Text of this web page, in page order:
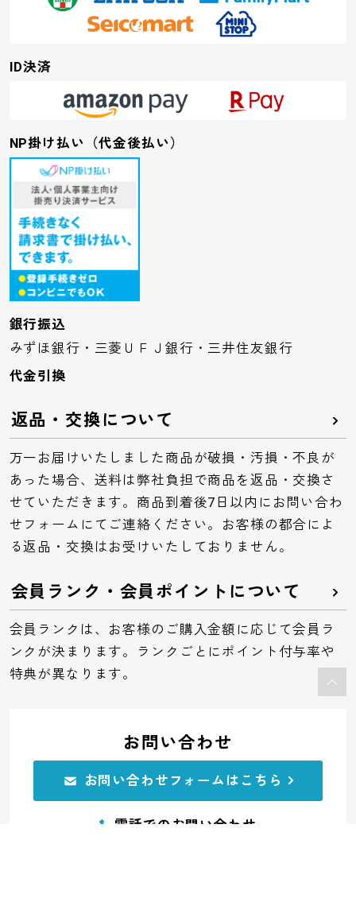
ID決済
NP掛け払い（代金後払い）
銀行振込
みずほ銀行・三菱ＵＦＪ銀行・三井住友銀行
代金引換
返品・交換について
万一お届けいたしました商品が破損・汚損・不良が
あった場合、送料は弊社負担で商品を返品・交換さ
せていただきます。商品到着後7日以内にお問い合わ
せフォームにてご連絡ください。お客様の都合によ
る返品・交換はお受けいたしておりません。
会員ランク・会員ポイントについて
会員ランクは、お客様のご購入金額に応じて会員ラ
ンクが決まります。ランクごとにポイント付与率や
特典が異なります。
お問い合わせ
お問い合わせフォームはこちら
電話でのお問い合わせ